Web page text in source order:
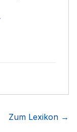
Zum Lexikon →